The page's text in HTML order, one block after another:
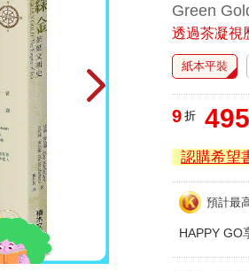
Green
透過茶凝視
紙本平裝
9 折 495
認購希望
預計最
HAPPY GO